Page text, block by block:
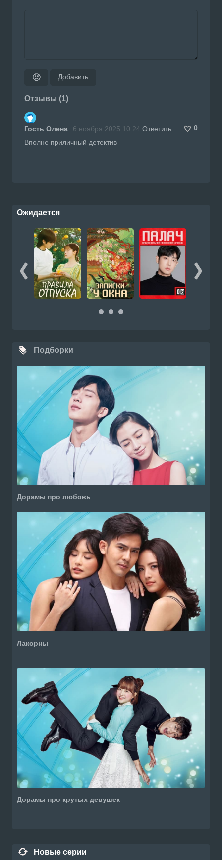
🙂 Добавить
Отзывы (1)
Гость Олена 6 ноября 2025 10:24 Ответить
0
Вполне приличный детектив
Ожидается
Подборки
Дорамы про любовь
Лакорны
Дорамы про крутых девушек
Новые серии